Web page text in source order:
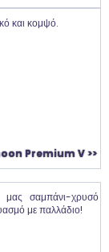
και κομψό.
Premium V >>
σαμπάνι-χρυσό
με παλλάδιο!